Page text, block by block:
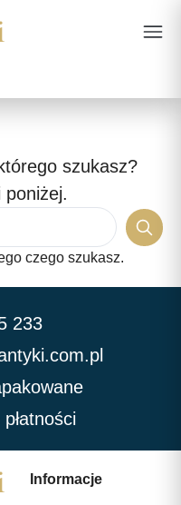
szukasz?
poniżej.
czego szukasz.
233
Informacje